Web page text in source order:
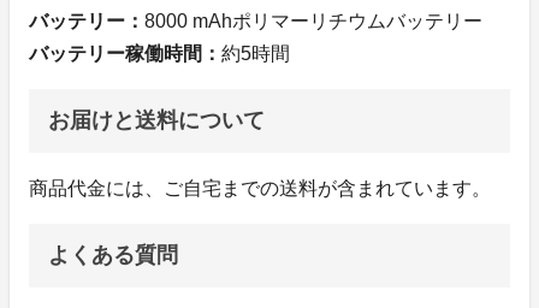
バッテリー： 8000 mAhポリマーリチウムバッテリー
バッテリー稼働時間： 約5時間
お届けと送料について
商品代金には、ご自宅までの送料が含まれています。
よくある質問